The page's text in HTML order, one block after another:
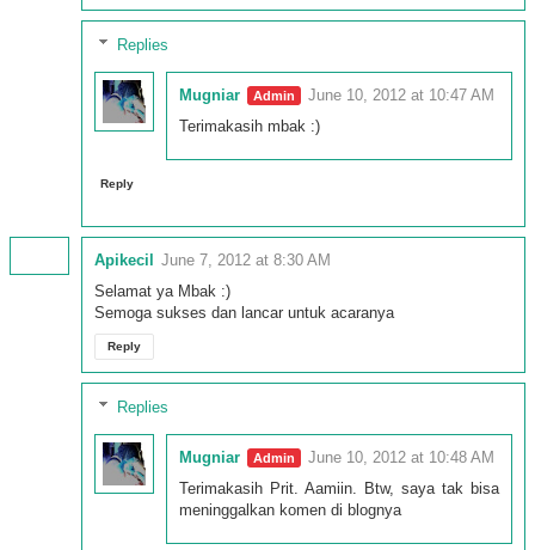
Replies
Mugniar
June 10, 2012 at 10:47 AM
Terimakasih mbak :)
Reply
Apikecil
June 7, 2012 at 8:30 AM
Selamat ya Mbak :)
Semoga sukses dan lancar untuk acaranya
Reply
Replies
Mugniar
June 10, 2012 at 10:48 AM
Terimakasih Prit. Aamiin. Btw, saya tak bisa
meninggalkan komen di blognya